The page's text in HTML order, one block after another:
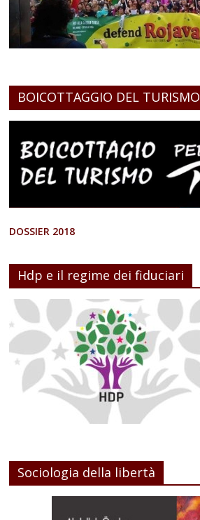
BOICOTTAGGIO DEL TURISMO
DOSSIER 2018
Hdp e il regime dei fiduciari
Sociologia della libertà